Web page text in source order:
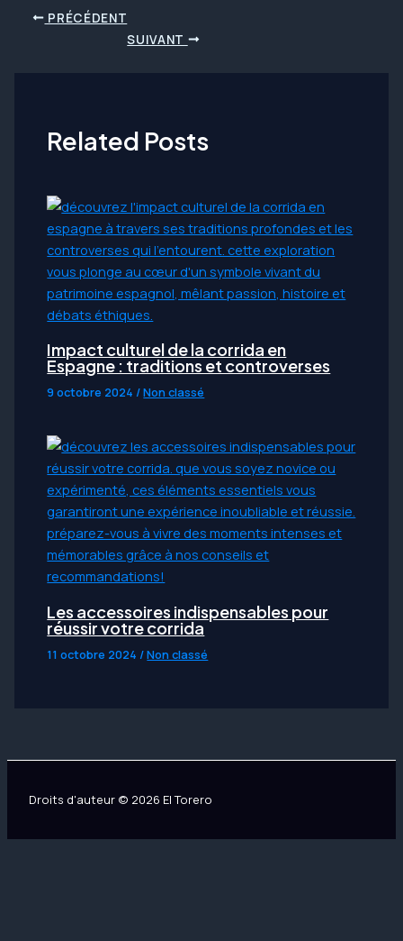
Navigation
PRÉCÉDENT
SUIVANT
Related Posts
Impact culturel de la corrida en
Espagne : traditions et controverses
9 octobre 2024 /Non classé
Les accessoires indispensables pour
réussir votre corrida
11 octobre 2024 /Non classé
Droits d'auteur © 2026 El Torero